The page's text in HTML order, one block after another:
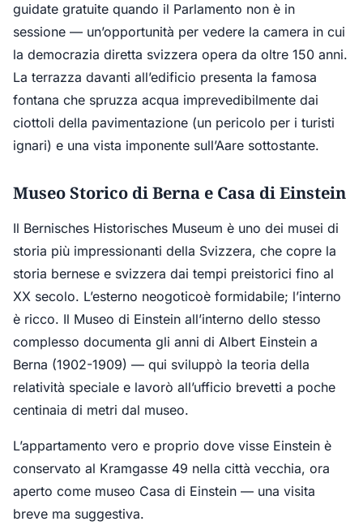
guidate gratuite quando il Parlamento non è in
sessione — un’opportunità per vedere la camera in cui
la democrazia diretta svizzera opera da oltre 150 anni.
La terrazza davanti all’edificio presenta la famosa
fontana che spruzza acqua imprevedibilmente dai
ciottoli della pavimentazione (un pericolo per i turisti
ignari) e una vista imponente sull’Aare sottostante.
Museo Storico di Berna e Casa di Einstein
Il Bernisches Historisches Museum è uno dei musei di
storia più impressionanti della Svizzera, che copre la
storia bernese e svizzera dai tempi preistorici fino al
XX secolo. L’esterno neogoticoè formidabile; l’interno
è ricco. Il Museo di Einstein all’interno dello stesso
complesso documenta gli anni di Albert Einstein a
Berna (1902-1909) — qui sviluppò la teoria della
relatività speciale e lavorò all’ufficio brevetti a poche
centinaia di metri dal museo.
L’appartamento vero e proprio dove visse Einstein è
conservato al Kramgasse 49 nella città vecchia, ora
aperto come museo Casa di Einstein — una visita
breve ma suggestiva.